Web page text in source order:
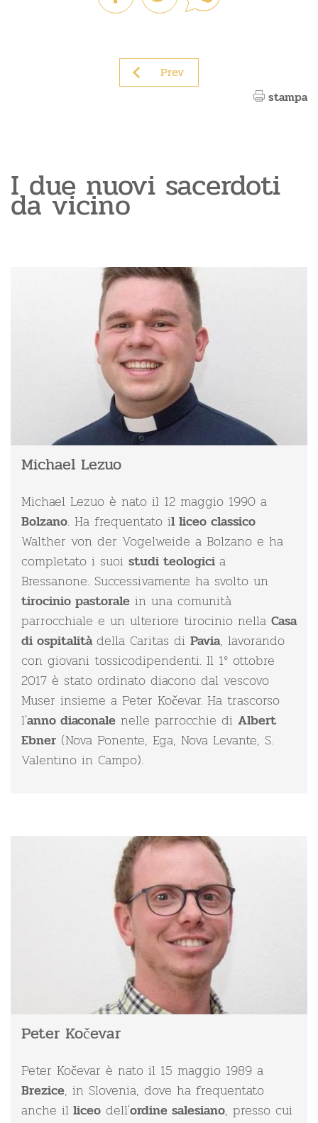
Prev
stampa
I due nuovi sacerdoti
da vicino
Michael Lezuo
Michael Lezuo è nato il 12 maggio 1990 a
Bolzano. Ha frequentato il liceo classico
Walther von der Vogelweide a Bolzano e ha
completato i suoi studi teologici a
Bressanone. Successivamente ha svolto un
tirocinio pastorale in una comunità
parrocchiale e un ulteriore tirocinio nella Casa
di ospitalità della Caritas di Pavia, lavorando
con giovani tossicodipendenti. Il 1° ottobre
2017 è stato ordinato diacono dal vescovo
Muser insieme a Peter Kočevar. Ha trascorso
l'anno diaconale nelle parrocchie di Albert
Ebner (Nova Ponente, Ega, Nova Levante, S.
Valentino in Campo).
Peter Kočevar
Peter Kočevar è nato il 15 maggio 1989 a
Brezice, in Slovenia, dove ha frequentato
anche il liceo dell'ordine salesiano, presso cui